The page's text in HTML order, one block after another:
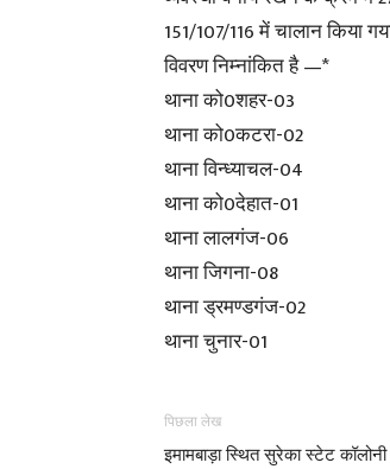
151/107/116 में चालान किया
विवरण निम्नांकित है —*
थाना को0शहर-03
थाना को0कटरा-02
थाना विन्ध्याचल-04
थाना को0देहात-01
थाना लालगंज-06
थाना जिगना-08
थाना ड्रमण्डगंज-02
थाना चुनार-01
पिछला लेख
इमामबाड़ा स्थित सुरेका स्टेट